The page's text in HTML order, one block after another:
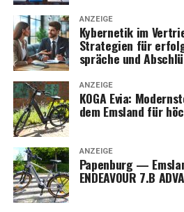
ANZEIGE
Kyber­ne­tik im
Stra­te­gien für
sprä­che und
ANZEIGE
KOGA Evia:
dem Ems­land für
ANZEIGE
Papen­burg —
ENDEAVOUR 7.B